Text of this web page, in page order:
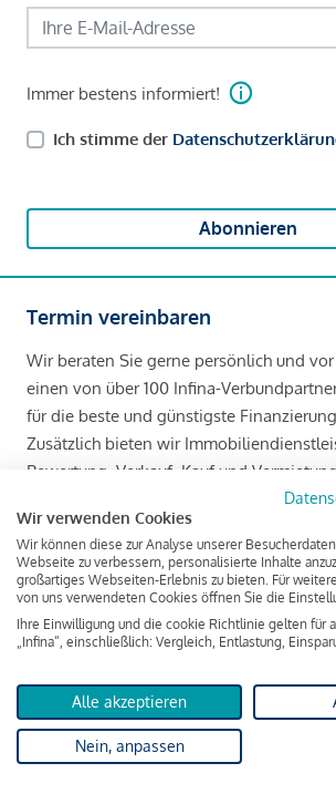
Immer bestens informiert!
Ich stimme der
Abonnieren
Termin vereinbaren
Wir beraten Sie gerne persönlich und
einen von über 100 Infina-
für die beste und günstigste
Zusätzlich bieten wir
Bewertung, Verkauf, Kauf und Vermietung
Infina
Rückrufservice
bei Ihnen zum gewünschten Zeitpunkt,
und unverbindlich.
Wir verwenden Cookies
Wir können diese zur Analyse unserer
Webseite zu verbessern, personalisierte Inhalte
großartiges Webseiten-Erlebnis zu bieten. Für
von uns verwendeten Cookies öffnen Sie die
Ihre Einwilligung und die cookie Richtlinie gelten für
„Infina“, einschließlich: Vergleich, Entlastung,
Alle akzeptieren
Nein, anpassen